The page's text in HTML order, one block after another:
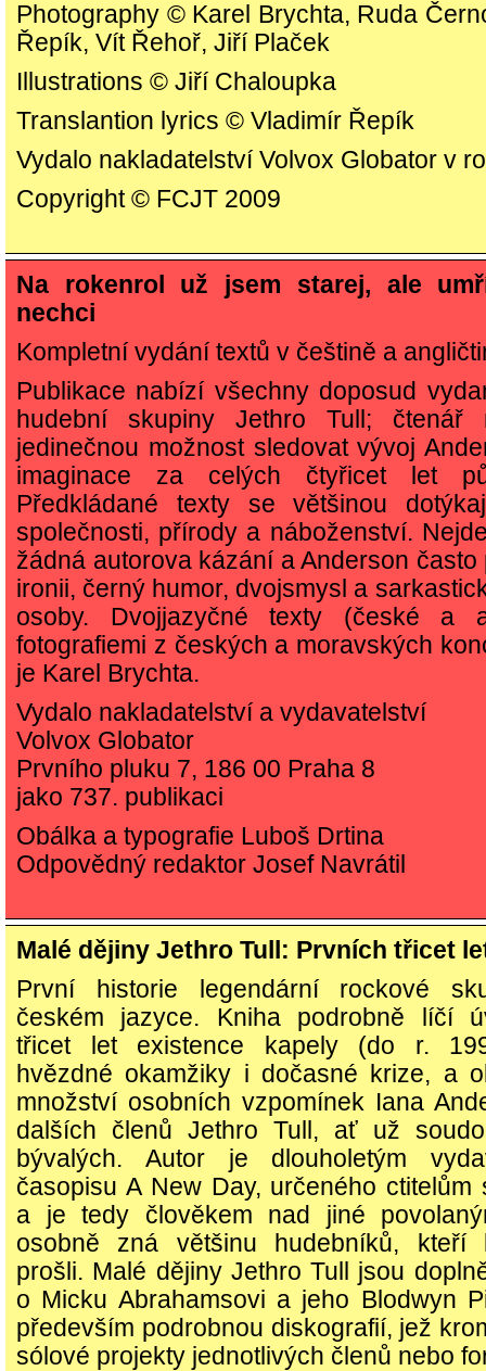
Photography © Karel Brychta, Ruda
Řepík, Vít Řehoř, Jiří Plaček
Illustrations © Jiří Chaloupka
Translantion lyrics © Vladimír Řepík
Vydalo nakladatelství Volvox Globator v
Copyright © FCJT 2009
Na rokenrol už jsem starej, ale
nechci
Kompletní vydání textů v češtině a
Publikace nabízí všechny doposud
hudební skupiny Jethro Tull; čtenář
jedinečnou možnost sledovat vývoj
imaginace za celých čtyřicet let
Předkládané texty se většinou
společnosti, přírody a náboženství.
žádná autorova kázání a Anderson často
ironii, černý humor, dvojsmysl a
osoby. Dvojjazyčné texty (české a
fotografiemi z českých a moravských
je Karel Brychta.
Vydalo nakladatelství a vydavatelství
Volvox Globator
Prvního pluku 7, 186 00 Praha 8
jako 737. publikaci
Obálka a typografie Luboš Drtina
Odpovědný redaktor Josef Navrátil
Malé dějiny Jethro Tull: Prvních třicet
První historie legendární rockové
českém jazyce. Kniha podrobně líčí
třicet let existence kapely (do r.
hvězdné okamžiky i dočasné krize, a
množství osobních vzpomínek Iana
dalších členů Jethro Tull, ať už
bývalých. Autor je dlouholetým
časopisu A New Day, určeného ctitelům
a je tedy člověkem nad jiné
osobně zná většinu hudebníků, kteří
prošli. Malé dějiny Jethro Tull jsou
o Micku Abrahamsovi a jeho Blodwyn
především podrobnou diskografií, jež
sólové projekty jednotlivých členů nebo